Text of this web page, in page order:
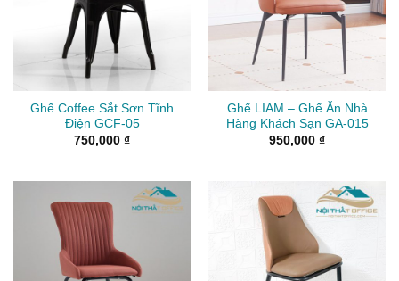
Ghế Coffee Sắt Sơn Tĩnh
Điện GCF-05
750,000 ₫
Ghế LIAM – Ghế Ăn Nhà
Hàng Khách Sạn GA-015
950,000 ₫